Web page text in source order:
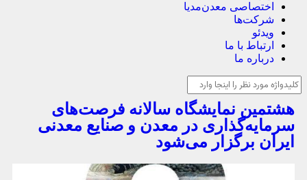
اختصاصی معدن‌مدیا
شرکت‌ها
ویدئو
ارتباط با ما
درباره ما
هشتمین نمایشگاه سالانه فرصت‌های
سرمایه‌گذاری در معدن و صنایع معدنی
ایران برگزار می‌شود